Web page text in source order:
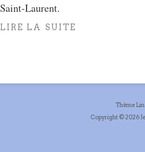
Saint-Laurent.
LIRE LA SUITE
Thème
Copyright © 2026